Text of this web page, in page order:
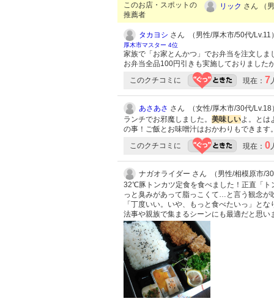
このお店・スポットの
推薦者
リック さん （
タカヨシ さん （男性/厚木市/50代/Lv.11
厚木市マスター 4位
家族で「お家とんかつ」でお弁当を注文し
お弁当全品100円引きも実施しておりました
このクチコミに
現在： 7
あさあさ さん （女性/厚木市/30代/Lv.18
ランチでお邪魔しました。 美味しいよ。とは
の事！ご飯とお味噌汁はおかわりもできます
このクチコミに
現在： 0
ナガオライダー さん （男性/相模原市/
32℃豚トンカツ定食を食べました！正直「
っと臭みがあって脂っこくて…と言う観念が
「丁度いい。いや、もっと食べたいっ」と
法事や親族で集まるシーンにも最適だと思い